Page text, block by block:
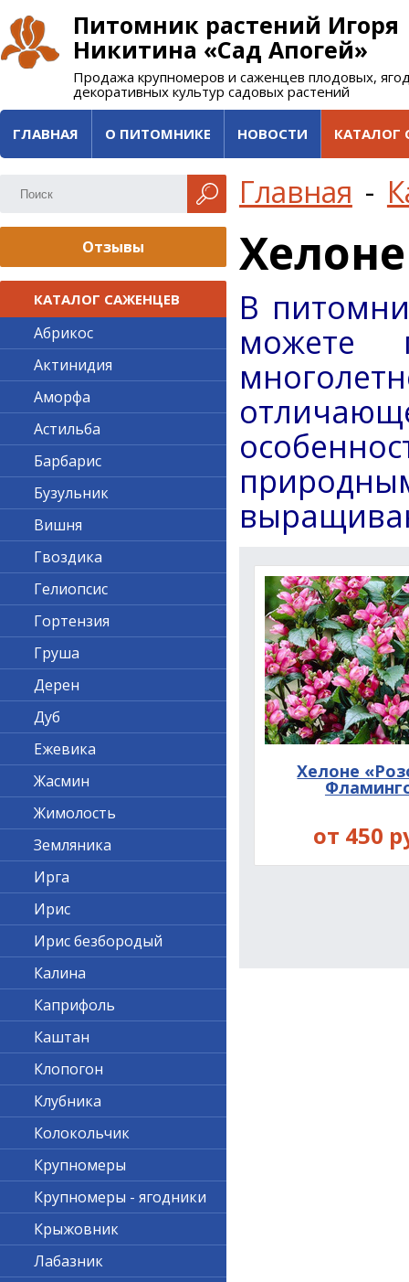
Питомник растений Игоря
Никитина «Сад Апогей»
Продажа крупномеров и саженцев плодовых,
декоративных культур садовых растений
ГЛАВНАЯ О ПИТОМНИКЕ НОВОСТИ КАТАЛОГ
Главная -
Хелоне
В
можете
Хелоне
от 450
Отзывы
КАТАЛОГ САЖЕНЦЕВ
Абрикос
Актинидия
Аморфа
Астильба
Барбарис
Бузульник
Вишня
Гвоздика
Гелиопсис
Гортензия
Груша
Дерен
Дуб
Ежевика
Жасмин
Жимолость
Земляника
Ирга
Ирис
Ирис безбородый
Калина
Каприфоль
Каштан
Клопогон
Клубника
Колокольчик
Крупномеры
Крупномеры - ягодники
Крыжовник
Лабазник